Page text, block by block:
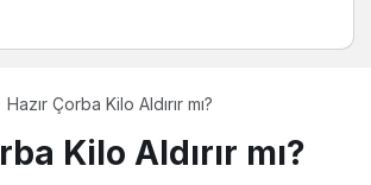
Hazır Çorba Kilo Aldırır mı?
Kilo Aldırır mı?